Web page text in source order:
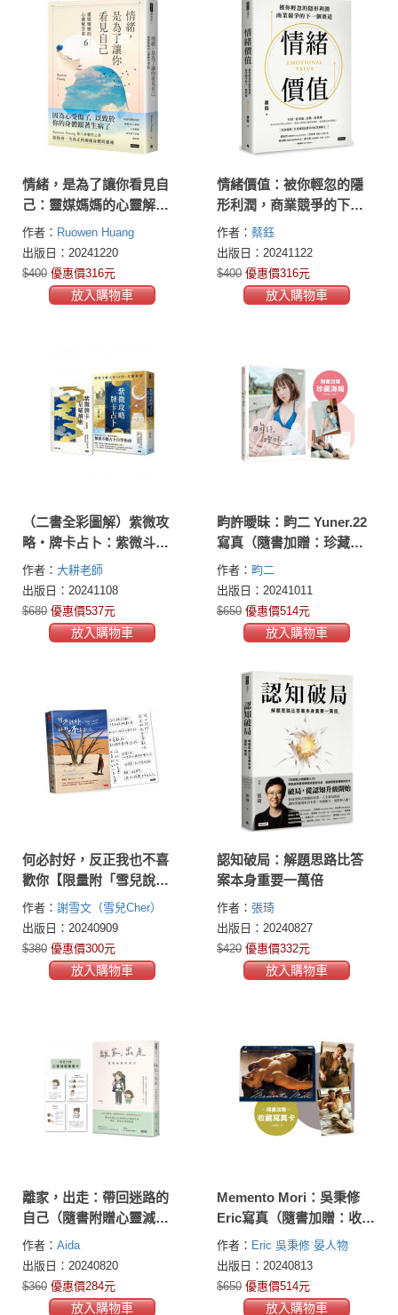
情緒，是為了讓你看見自
己：靈媒媽媽的心靈解答
書6
作者： Ruowen Huang
出版日：20241220
$400 優惠價316元
放入購物車
情緒價值：被你輕忽的隱
形利潤，商業競爭的下一
個賽道
作者： 蔡鈺
出版日：20241122
$400 優惠價316元
放入購物車
（二書全彩圖解）紫微攻
略‧牌卡占卜：紫微斗數
占卦50問＋星曜解密
作者： 大耕老師
出版日：20241108
$680 優惠價537元
放入購物車
畇許曖昧：畇二 Yuner.22
寫真（隨書加贈：珍藏海
報；二款隨機一款）
作者： 畇二
出版日：20241011
$650 優惠價514元
放入購物車
何必討好，反正我也不喜
歡你【限量附「雪兒說」
金句貼紙】
作者： 謝雪文（雪兒Cher）
出版日：20240909
$380 優惠價300元
放入購物車
認知破局：解題思路比答
案本身重要一萬倍
作者： 張琦
出版日：20240827
$420 優惠價332元
放入購物車
離家，出走：帶回迷路的
自己（隨書附贈心靈減壓
藏書卡）
作者： Aida
出版日：20240820
$360 優惠價284元
放入購物車
Memento Mori：吳秉修
Eric寫真（隨書加贈：收藏
寫真卡；二款隨機一款）
作者： Eric 吳秉修 晏人物
出版日：20240813
$650 優惠價514元
放入購物車